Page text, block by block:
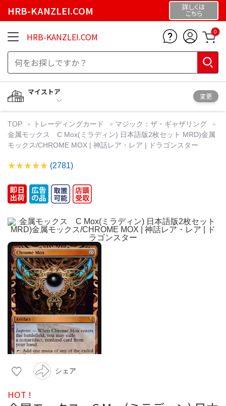
HRB-KANZLEI.COM 詳しくは
こちら
HRB-KANZLEI.COM 0
マイストア
変更
TOP トレーディングカード
マジック：ザ・ギャザリング
金属モックス C Mox(ミラディン) 日本語版2枚セット MRD)金属
モックス/CHROME MOX | 神話レア・レア | ドラゴンスター
(2781)
シェア
HOT !